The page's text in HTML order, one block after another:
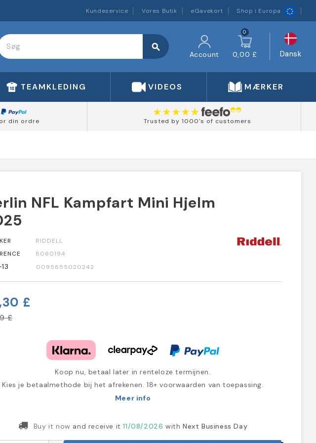
Kundeservice Vores Butik eGavekort Shop i Europa
search
Account
0
0,00 £ Dansk
TEAMKLEDING VIDEOS MÆRKER
din ordre Trusted by 1000's of customers
NFL Kampfart Mini Hjelm
RIDDELL
8060194
0095855020242
£
£
Koop nu, betaal later in renteloze termijnen.
Kies je betaalmethode bij het afrekenen. 18+ voorwaarden van toepassing.
Meer info
Buy it now and receive it11/08/2026 withNext Business Day